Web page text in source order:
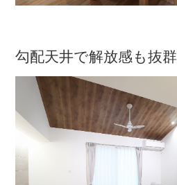
勾配天井で解放感も抜群